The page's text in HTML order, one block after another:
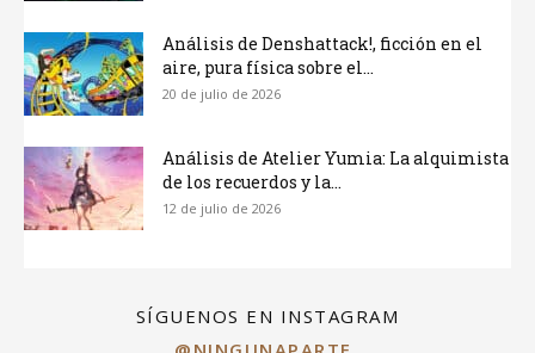
Análisis de Denshattack!, ficción en el
aire, pura física sobre el...
20 de julio de 2026
Análisis de Atelier Yumia: La alquimista
de los recuerdos y la...
12 de julio de 2026
SÍGUENOS EN INSTAGRAM